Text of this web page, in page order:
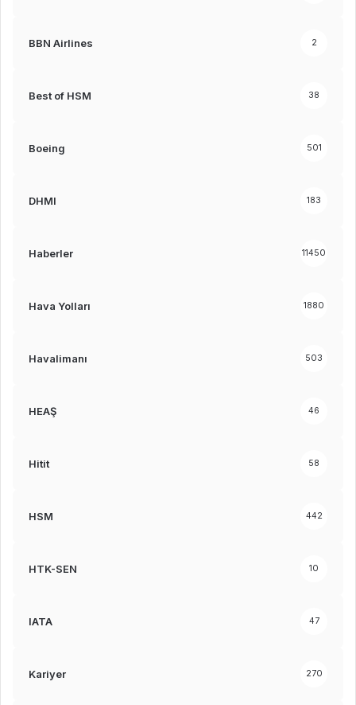
BBN Airlines 2
Best of HSM 38
Boeing 501
DHMI 183
Haberler 11450
Hava Yolları 1880
Havalimanı 503
HEAŞ 46
Hitit 58
HSM 442
HTK-SEN 10
IATA 47
Kariyer 270